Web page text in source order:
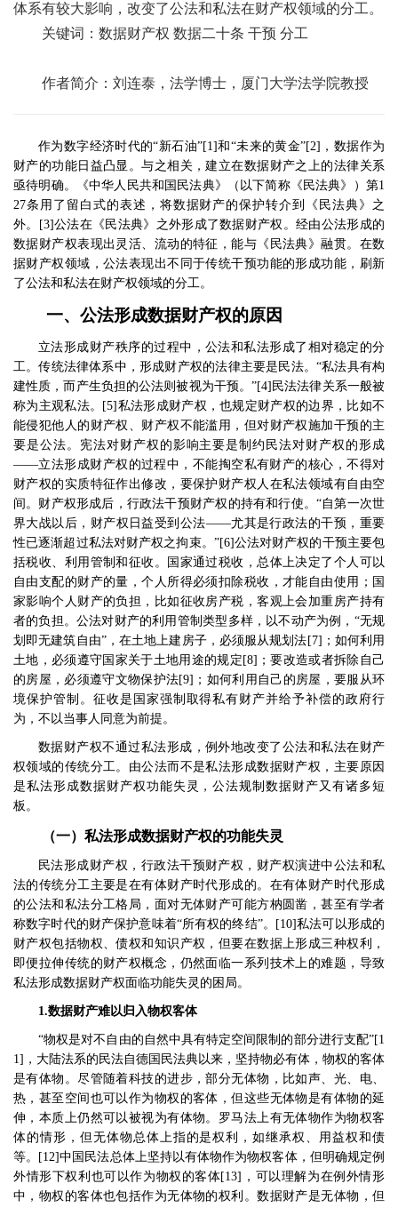
体系有较大影响，改变了公法和私法在财产权领域的分工。
关键词：数据财产权 数据二十条 干预 分工
作者简介：刘连泰，法学博士，厦门大学法学院教授
作为数字经济时代的“新石油”[1]和 “未来的黄金”[2] ，数据作为
财产的功能日益凸显。与之相关，建立在数据财产之上的法律关系
亟待明确。《中华人民共和国民法典》（以下简称《民法典》）第1
27条用了留白式的表述，将数据财产的保护转介到《民法典》之
外。
[3]公法在《民法典》之外形成了数据财产权。经由公法形成的
数据财产权表现出灵活、流动的特征，能与《民法典》融贯。在数
据财产权领域，公法表现出不同于传统干预功能的形成功能，刷新
了公法和私法在财产权领域的分工。
一、公法形成数据财产权的原因
立法形成财产秩序的过程中，公法和私法形成了相对稳定的分
工。传统法律体系中，形成财产权的法律主要是民法。 “私法具有构
建性质，而产生负担的公法则被视为干预。”[4] 民法法律关系一般被
称为主观私法。
[5] 私法形成财产权，也规定财产权的边界，比如不
能侵犯他人的财产权、财产权不能滥用，但对财产权施加干预的主
要是公法。宪法对财产权的影响主要是制约民法对财产权的形成
——立法形成财产权的过程中，不能掏空私有财产的核心，不得对
财产权的实质特征作出修改，要保护财产权人在私法领域有自由空
间。财产权形成后，行政法干预财产权的持有和行使。 “自第一次世
界大战以后，财产权日益受到公法——尤其是行政法的干预，重要
性已逐渐超过私法对财产权之拘束。 ”[6]公法对财产权的干预主要包
括税收、利用管制和征收。国家通过税收，总体上决定了个人可以
自由支配的财产的量，个人所得必须扣除税收，才能自由使用；国
家影响个人财产的负担，比如征收房产税，客观上会加重房产持有
者的负担。公法对财产的利用管制类型多样，以不动产为例， “无规
划即无建筑自由”，在土地上建房子，必须服从规划法 [7] ；如何利用
土地，必须遵守国家关于土地用途的规定 [8] ；要改造或者拆除自己
的房屋，必须遵守文物保护法[9] ；如何利用自己的房屋，要服从环
境保护管制。征收是国家强制取得私有财产并给予补偿的政府行
为，不以当事人同意为前提。
数据财产权不通过私法形成，例外地改变了公法和私法在财产
权领域的传统分工。由公法而不是私法形成数据财产权，主要原因
是私法形成数据财产权功能失灵，公法规制数据财产又有诸多短
板。
（一）私法形成数据财产权的功能失灵
民法形成财产权，行政法干预财产权，财产权演进中公法和私
法的传统分工主要是在有体财产时代形成的。在有体财产时代形成
的公法和私法分工格局，面对无体财产可能方枘圆凿，甚至有学者
称数字时代的财产保护意味着“所有权的终结”。 [10]私法可以形成的
财产权包括物权、债权和知识产权，但要在数据上形成三种权利，
即便拉伸传统的财产权概念，仍然面临一系列技术上的难题，导致
私法形成数据财产权面临功能失灵的困局。
1.数据财产难以归入物权客体
“物权是对不自由的自然中具有特定空间限制的部分进行支配”[1
1] ，大陆法系的民法自德国民法典以来，坚持物必有体，物权的客体
是有体物。尽管随着科技的进步，部分无体物，比如声、光、电、
热，甚至空间也可以作为物权的客体，但这些无体物是有体物的延
伸，本质上仍然可以被视为有体物。罗马法上有无体物作为物权客
体的情形，但无体物总体上指的是权利，如继承权、用益权和债
等。
[12]中国民法总体上坚持以有体物作为物权客体，但明确规定例
外情形下权利也可以作为物权的客体[13] ，可以理解为在例外情形
中，物权的客体也包括作为无体物的权利。数据财产是无体物，但